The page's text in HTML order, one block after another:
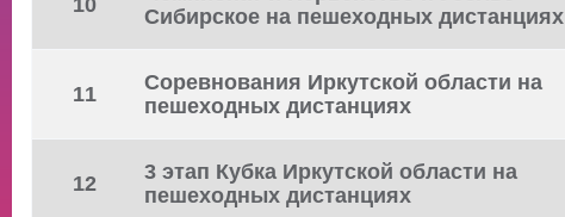
10
Сибирское на пешеходных дистанциях
11
Соревнования Иркутской области на
пешеходных дистанциях
12
3 этап Кубка Иркутской области на
пешеходных дистанциях